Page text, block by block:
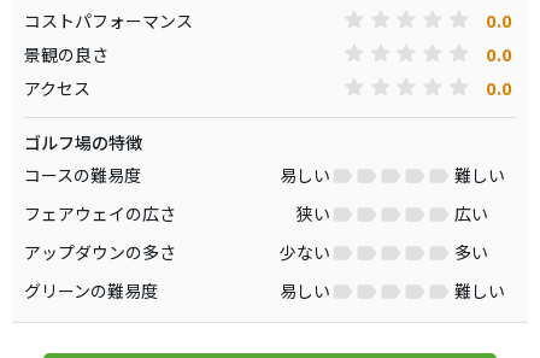
コストパフォーマンス 0.0
景観の良さ 0.0
アクセス 0.0
ゴルフ場の特徴
コースの難易度
易しい
難しい
フェアウェイの広さ
狭い
広い
アップダウンの多さ
少ない
多い
グリーンの難易度
易しい 難しい